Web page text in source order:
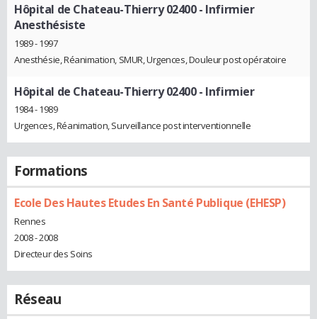
Hôpital de Chateau-Thierry 02400- Infirmier
Anesthésiste
1989 - 1997
Anesthésie, Réanimation, SMUR, Urgences, Douleur post opératoire
Hôpital de Chateau-Thierry 02400- Infirmier
1984 - 1989
Urgences, Réanimation, Surveillance post interventionnelle
Formations
Ecole Des Hautes Etudes En Santé Publique (EHESP)
Rennes
2008 - 2008
Directeur des Soins
Réseau